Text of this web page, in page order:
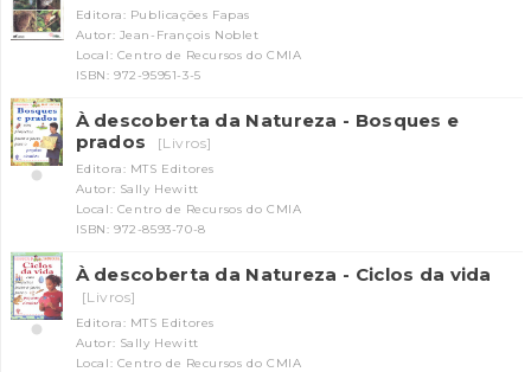
Editora: Publicações Fapas
Autor: Jean-François Noblet
Local: Centro de Recursos do CMIA
ISBN: 972-95951-3-5
À descoberta da Natureza - Bosques e
prados
[Livros]
Editora: MTS Editores
Autor: Sally Hewitt
Local: Centro de Recursos do CMIA
ISBN: 972-8593-70-8
À descoberta da Natureza - Ciclos da vida
[Livros]
Editora: MTS Editores
Autor: Sally Hewitt
Local: Centro de Recursos do CMIA